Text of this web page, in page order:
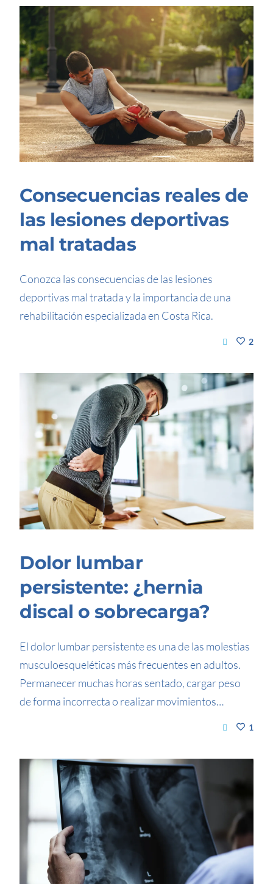
Consecuencias reales de
las lesiones deportivas
mal tratadas
Conozca las consecuencias de las lesiones
deportivas mal tratada y la importancia de una
rehabilitación especializada en Costa Rica.
2
Dolor lumbar
persistente: ¿hernia
discal o sobrecarga?
El dolor lumbar persistente es una de las molestias
musculoesqueléticas más frecuentes en adultos.
Permanecer muchas horas sentado, cargar peso
de forma incorrecta o realizar movimientos…
1